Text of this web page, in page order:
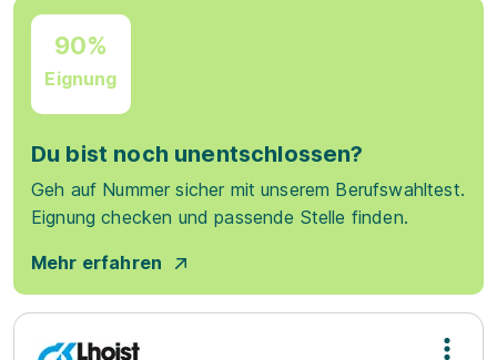
90%
Eignung
Du bist noch unentschlossen?
Geh auf Nummer sicher mit unserem Berufswahltest.
Eignung checken und passende Stelle finden.
Mehr erfahren